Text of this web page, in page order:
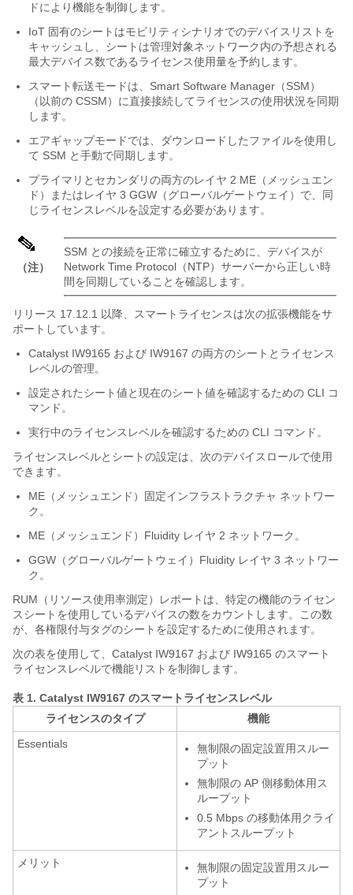
ドにより機能を制御します。
IoT 固有のシートはモビリティシナリオでのデバイスリストを
キャッシュし、シートは管理対象ネットワーク内の予想される
最大デバイス数であるライセンス使用量を予約します。
スマート転送モードは、Smart Software Manager（SSM）
（以前の CSSM）に直接接続してライセンスの使用状況を同期
します。
エアギャップモードでは、ダウンロードしたファイルを使用し
て SSM と手動で同期します。
プライマリとセカンダリの両方のレイヤ 2 ME（メッシュエン
ド）またはレイヤ 3 GGW（グローバルゲートウェイ）で、同
じライセンスレベルを設定する必要があります。
（注）
SSM との接続を正常に確立するために、デバイスが
Network Time Protocol（NTP）サーバーから正しい時
間を同期していることを確認します。
リリース 17.12.1 以降、スマートライセンスは次の拡張機能をサ
ポートしています。
Catalyst IW9165 および IW9167 の両方のシートとライセンス
レベルの管理。
設定されたシート値と現在のシート値を確認するための CLI コ
マンド。
実行中のライセンスレベルを確認するための CLI コマンド。
ライセンスレベルとシートの設定は、次のデバイスロールで使用
できます。
ME（メッシュエンド）固定インフラストラクチャ ネットワー
ク。
ME（メッシュエンド）Fluidity レイヤ 2 ネットワーク。
GGW（グローバルゲートウェイ）Fluidity レイヤ 3 ネットワー
ク。
RUM（リソース使用率測定）レポートは、特定の機能のライセン
スシートを使用しているデバイスの数をカウントします。この数
が、各権限付与タグのシートを設定するために使用されます。
次の表を使用して、Catalyst IW9167 および IW9165 のスマート
ライセンスレベルで機能リストを制御します。
表 1. Catalyst IW9167 のスマートライセンスレベル
ライセンスのタイプ
機能
Essentials
無制限の固定設置用スルー
プット
無制限の AP 側移動体用ス
ループット
0.5 Mbps の移動体用クライ
アントスループット
メリット
無制限の固定設置用スルー
プット